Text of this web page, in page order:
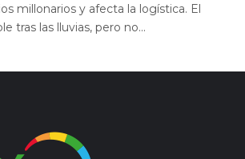
millonarios y afecta la logística. El
tras las lluvias, pero no...